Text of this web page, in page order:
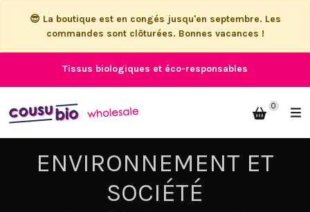
😎 La boutique est en congés jusqu'en septembre. Les
commandes sont clôturées. Bonnes vacances !
Tissus biologiques et éco-responsables
0
ENVIRONNEMENT ET
SOCIÉTÉ